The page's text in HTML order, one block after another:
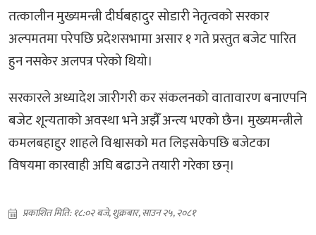
तत्कालीन मुख्यमन्त्री दीर्घबहादुर सोडारी नेतृत्वको सरकार
अल्पमतमा परेपछि प्रदेशसभामा असार १ गते प्रस्तुत बजेट पारित
हुन नसकेर अलपत्र परेको थियो।
सरकारले अध्यादेश जारीगरी कर संकलनको वातावारण बनाएपनि
बजेट शून्यताको अवस्था भने अझैँ अन्त्य भएको छैन। मुख्यमन्त्रीले
कमलबहादृुर शाहले विश्वासको मत लिइसकेपछि बजेटका
विषयमा कारवाही अघि बढाउने तयारी गरेका छन्।
प्रकाशित मिति: १८:०२ बजे, शुक्रबार, साउन २५, २०८१